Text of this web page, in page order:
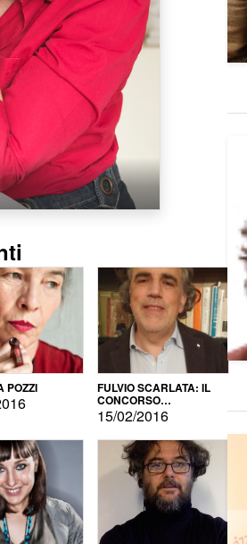
POZZI FULVIO SCARLATA: IL
CONCORSO
LETTERARIO
15/02/2016